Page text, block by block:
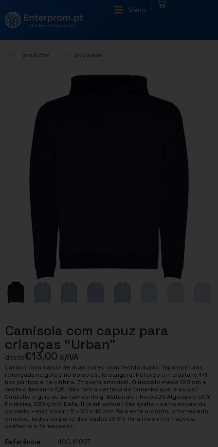
Menu
produtos
Camisola com capuz para
crianças “Urban”
desde€13,00 s/IVA
Casaco com capuz de duas cores com tecido duplo. Tapa costuras
reforçada na gola e no bolso estilo canguru. Reforço em elastano 1×1
nos punhos e na cintura. Etiqueta amovível. O modelo mede 120 cm e
veste o tamanho 5/6. Não tem a certeza do tamanho que precisa?
Consulte o guia de tamanhos Roly. Materials : Tricô50% Algodão e 50%
Poliéster, 280 g/m2 Default print option : Serigrafia – parte esquerda
do peito – max color : 5 – 80 x 40 mm Para este produto, o fornecedor
concluiu todos ou parte dos dados GPSR. Para mais informações,
contacte o fornecedor.
Referência
400.K1067